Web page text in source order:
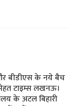
बीडीएस के नये बैच
टाइम्‍स लखनऊ।
के अटल बिहारी